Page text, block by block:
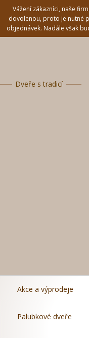
Vážení zákazníci, naše
dovolenou, proto je nutné
objednávek. Nadále však
Dveře s tradicí
Akce a výprodeje
Palubkové dveře